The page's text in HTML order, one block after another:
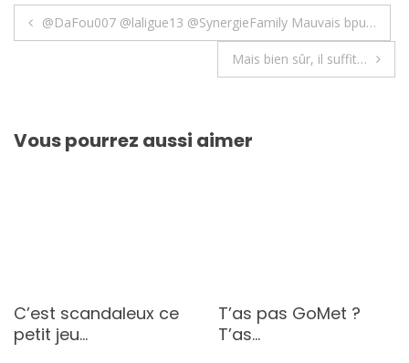
Navigation
@DaFou007 @laligue13 @SynergieFamily Mauvais bpu…
Mais bien sûr, il suffit…
Vous pourrez aussi aimer
C’est scandaleux ce
petit jeu…
T’as pas GoMet ?
T’as…